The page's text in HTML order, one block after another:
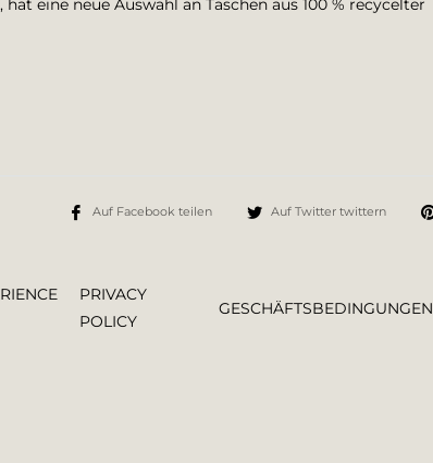
eine neue Auswahl an Taschen aus 100 % recycelter
Auf Facebook teilen Auf Twitter twittern
GESCHÄFTSBEDINGUNGEN
PRIVACY
POLICY